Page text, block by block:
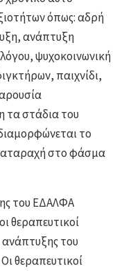
όπως: αδρή
ανάπτυξη
ψυχοκοινωνική
παιχνίδι,
τα στάδια του
το
στο φάσμα
του ΕΔΑΛΦΑ
θεραπευτικοί
ανάπτυξης του
θεραπευτικοί